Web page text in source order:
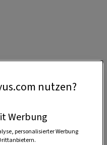
nutzen?
Werbung
personalisierter Werbung